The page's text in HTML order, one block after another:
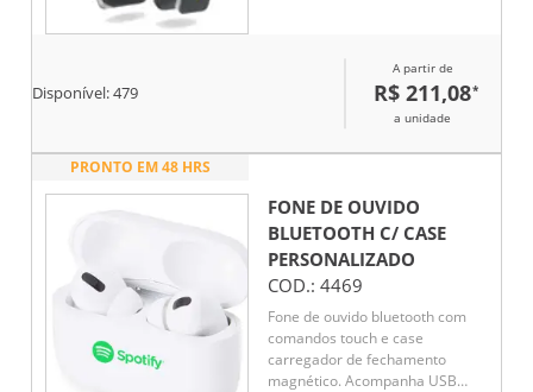
simultâneo. Incluso cabo
Disponível:479
A partir de
R$ 211,08*
a unidade
PRONTO EM 48 HRS
FONE DE OUVIDO
BLUETOOTH C/ CASE
PERSONALIZADO
COD.: 4469
Fone de ouvido bluetooth com
comandos touch e case
carregador de fechamento
magnético. Acompanha USB